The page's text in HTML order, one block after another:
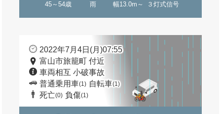
45～54歳 雨 幅13.0m～ ３灯式信号
2022年7月4日(月)07:55
富山市旅籠町 付近
車両相互 小破事故
普通乗用車(1) 自転車(1)
死亡(0) 負傷(1)